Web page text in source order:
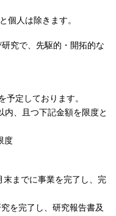
個人は除きます。
究で、先駆的・開拓的な
定しております。
、且つ下記金額を限度と
度
までに事業を完了し、完
を完了し、研究報告書及